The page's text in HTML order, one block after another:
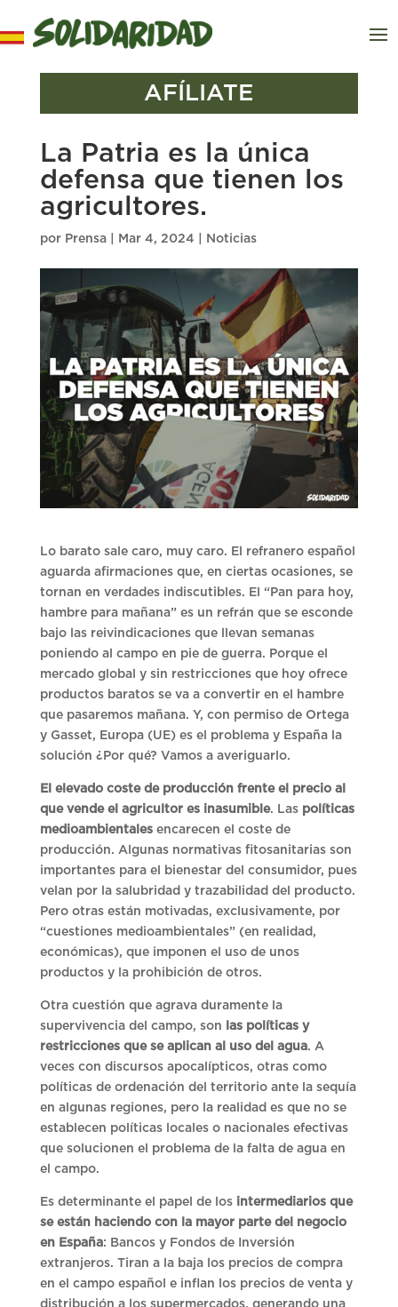
AFÍLIATE
La Patria es la única
defensa que tienen los
agricultores.
por Prensa| Mar 4, 2024 Noticias
Lo barato sale caro, muy caro. El refranero español
aguarda afirmaciones que, en ciertas ocasiones, se
tornan en verdades indiscutibles. El “Pan para hoy,
hambre para mañana” es un refrán que se esconde
bajo las reivindicaciones que llevan semanas
poniendo al campo en pie de guerra. Porque el
mercado global y sin restricciones que hoy ofrece
productos baratos se va a convertir en el hambre
que pasaremos mañana. Y, con permiso de Ortega
y Gasset, Europa (UE) es el problema y España la
solución ¿Por qué? Vamos a averiguarlo.
El elevado coste de producción frente el precio al
que vende el agricultor es inasumible. Las políticas
medioambientalesencarecen el coste de
producción. Algunas normativas fitosanitarias son
importantes para el bienestar del consumidor, pues
velan por la salubridad y trazabilidad del producto.
Pero otras están motivadas, exclusivamente, por
“cuestiones medioambientales” (en realidad,
económicas), que imponen el uso de unos
productos y la prohibición de otros.
Otra cuestión que agrava duramente la
supervivencia del campo, son las políticas y
restricciones que se aplican al uso del agua. A
veces con discursos apocalípticos, otras como
políticas de ordenación del territorio ante la sequía
en algunas regiones, pero la realidad es que no se
establecen políticas locales o nacionales efectivas
que solucionen el problema de la falta de agua en
el campo.
Es determinante el papel de los intermediarios que
se están haciendo con la mayor parte del negocio
en España: Bancos y Fondos de Inversión
extranjeros. Tiran a la baja los precios de compra
en el campo español e inflan los precios de venta y
distribución a los supermercados, generando una